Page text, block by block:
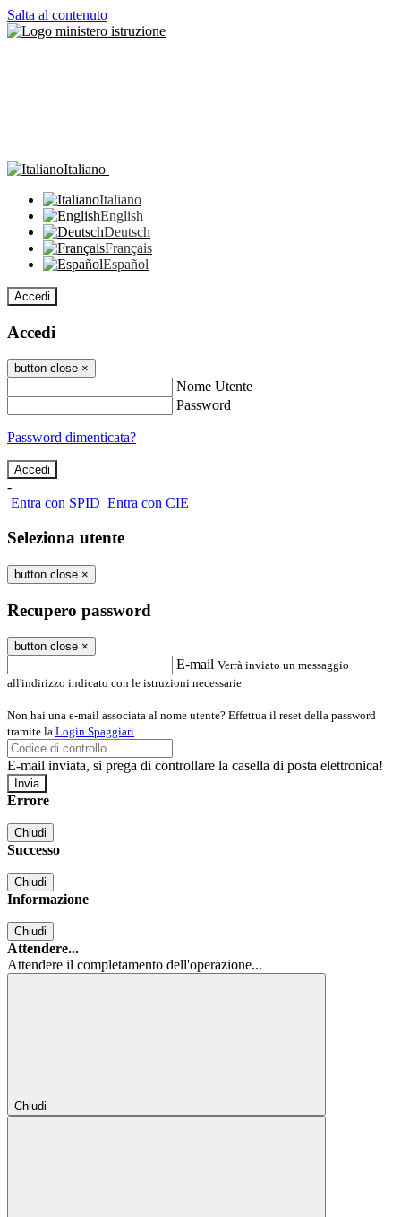
Salta al contenuto
Italiano
Italiano
English
Deutsch
Français
Español
Accedi
Accedi
button close ×
Nome Utente
Password
Password dimenticata?
-
Entra con SPID Entra con CIE
Seleziona utente
button close ×
Recupero password
button close ×
E-mail Verrà inviato un messaggio
all'indirizzo indicato con le istruzioni necessarie.
Non hai una e-mail associata al nome utente? Effettua il reset della password
tramite la Login Spaggiari
E-mail inviata, si prega di controllare la casella di posta elettronica!
Errore
Chiudi
Successo
Chiudi
Informazione
Chiudi
Attendere...
Attendere il completamento dell'operazione...
Chiudi